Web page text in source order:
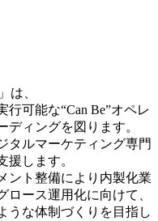
は、
可能な“Can Be”オペレ
ィングを図ります。
タルマーケティング専門
援します。
ント整備により内製化業
ース運用化に向けて、
うな体制づくりを目指し